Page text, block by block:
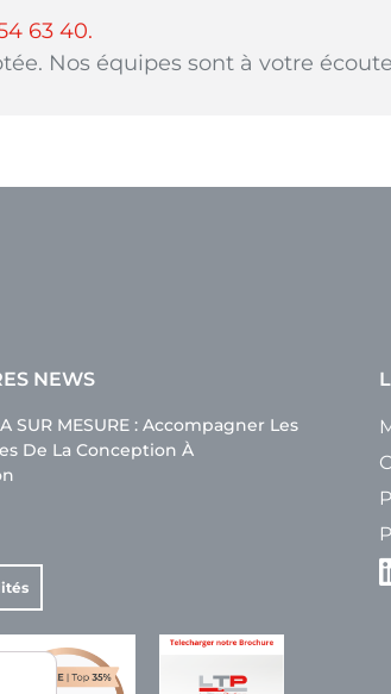
63 40.
Nos équipes sont à votre
NEWS
SUR MESURE : Accompagner Les
De La Conception À